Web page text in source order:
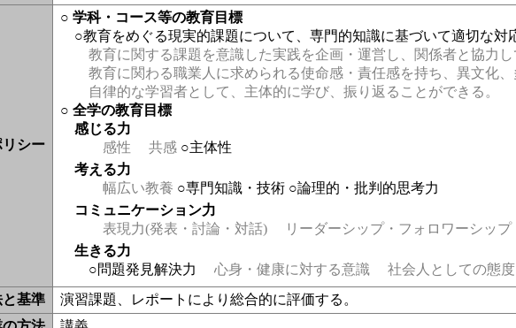
シー
○ 学科・コース等の教育目標
○教育をめぐる現実的課題について、専門的知識に基づいて適切な対
教育に関する課題を意識した実践を企画・運営し、関係者と協力し
教育に関わる職業人に求められる使命感・責任感を持ち、異文化、
自律的な学習者として、主体的に学び、振り返ることができる。
○ 全学の教育目標
感じる力
感性
共感 ○主体性
考える力
幅広い教養 ○専門知識・技術 ○論理的・批判的思考力
コミュニケーション力
表現力(発表・討論・対話)
リーダーシップ・フォロワーシップ
生きる力
○問題発見解決力
心身・健康に対する意識
社会人としての態度
基準
演習課題、レポートにより総合的に評価する。